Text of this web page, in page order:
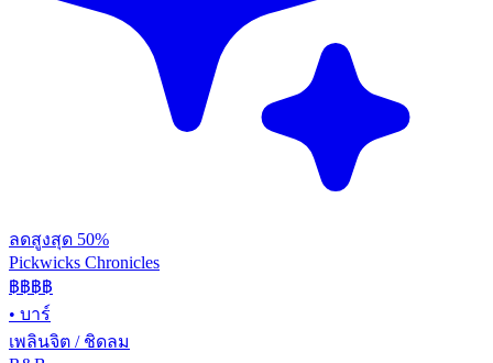
ลดสูงสุด 50%
Pickwicks Chronicles
฿฿฿฿
• บาร์
เพลินจิต / ชิดลม